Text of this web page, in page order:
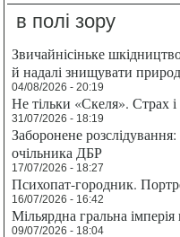
в полі зору
Звичайнісіньке
й надалі знищувати
04/08/2026 - 20:19
Не тільки «Скеля».
31/07/2026 - 18:19
Заборонене
очільника ДБР
17/07/2026 - 18:27
Психопат-городник.
16/07/2026 - 16:42
Мільярдна гральна
09/07/2026 - 18:04